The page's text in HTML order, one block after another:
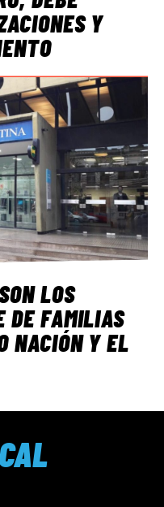
Y
LOS
DE FAMILIAS
NACIÓN Y EL